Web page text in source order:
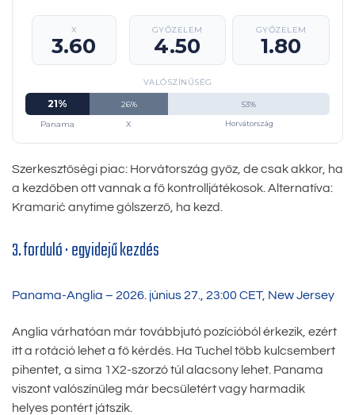
GYŐZELEM
4.50
X
3.60
GYŐZELEM
1.80
VALÓSZÍNŰSÉG
21% 26%
53%
Panama
X Horvátország
Szerkesztőségi piac: Horvátország győz, de csak akkor, ha
a kezdőben ott vannak a fő kontrolljátékosok. Alternatíva:
Kramarić anytime gólszerző, ha kezd.
3. forduló · egyidejű kezdés
Panama-Anglia – 2026. június 27., 23:00 CET, New Jersey
Anglia várhatóan már továbbjutó pozícióból érkezik, ezért
itt a rotáció lehet a fő kérdés. Ha Tuchel több kulcsembert
pihentet, a sima 1X2-szorzó túl alacsony lehet. Panama
viszont valószínűleg már becsületért vagy harmadik
helyes pontért játszik.